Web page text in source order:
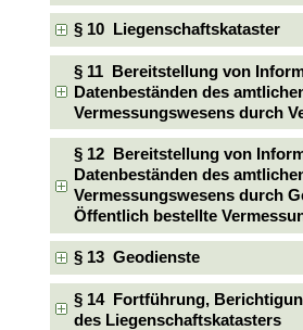
§ 10 Liegenschaftskataster
§ 11 Bereitstellung von
Datenbeständen des
Vermessungswesens durch
§ 12 Bereitstellung von
Datenbeständen des
Vermessungswesens durch
Öffentlich bestellte
§ 13 Geodienste
§ 14 Fortführung,
des Liegenschaftskatasters